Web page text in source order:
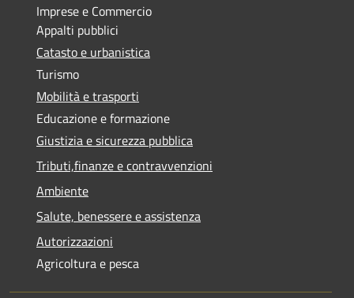
Imprese e Commercio
Appalti pubblici
Catasto e urbanistica
Turismo
Mobilità e trasporti
Educazione e formazione
Giustizia e sicurezza pubblica
Tributi,finanze e contravvenzioni
Ambiente
Salute, benessere e assistenza
Autorizzazioni
Agricoltura e pesca